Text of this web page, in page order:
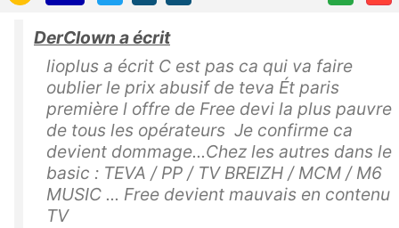
DerClown a écrit
lioplus a écrit C est pas ca qui va faire
oublier le prix abusif de teva Ét paris
première l offre de Free devi la plus pauvre
de tous les opérateurs Je confirme ca
devient dommage...Chez les autres dans le
basic : TEVA / PP / TV BREIZH / MCM / M6
MUSIC ... Free devient mauvais en contenu
TV